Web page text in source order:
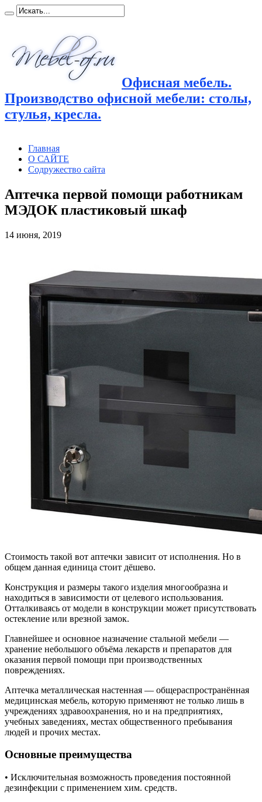
Офисная мебель.
Производство офисной мебели: столы,
стулья, кресла.
Главная
О САЙТЕ
Содружество сайта
Аптечка первой помощи работникам
МЭДОК пластиковый шкаф
14 июня, 2019
Стоимость такой вот аптечки зависит от исполнения. Но в
общем данная единица стоит дёшево.
Конструкция и размеры такого изделия многообразна и
находиться в зависимости от целевого использования.
Отталкиваясь от модели в конструкции может присутствовать
остекление или врезной замок.
Главнейшее и основное назначение стальной мебели —
хранение небольшого объёма лекарств и препаратов для
оказания первой помощи при производственных
повреждениях.
Аптечка металлическая настенная — общераспространённая
медицинская мебель, которую применяют не только лишь в
учреждениях здравоохранения, но и на предприятиях,
учебных заведениях, местах общественного пребывания
людей и прочих местах.
Основные преимущества
• Исключительная возможность проведения постоянной
дезинфекции с применением хим. средств.